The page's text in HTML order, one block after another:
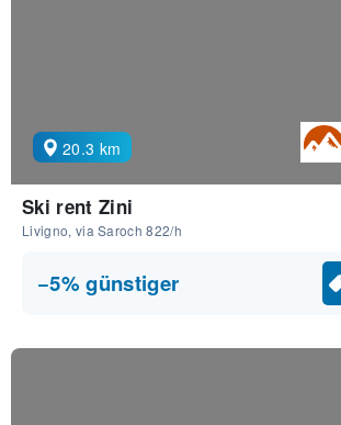
20.3 km
Ski rent Zini
Livigno, via Saroch 822/h
−5% günstiger